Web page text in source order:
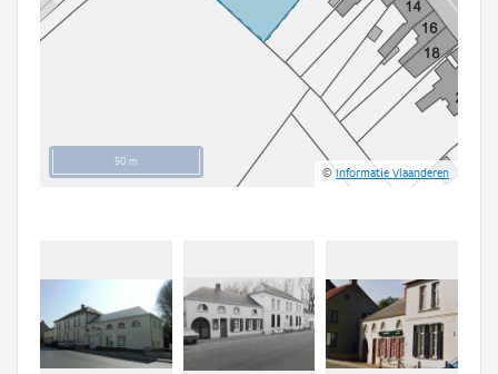
50 m
©Informatie Vlaanderen